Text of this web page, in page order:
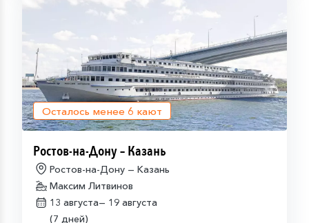
Осталось менее 6 кают
Ростов-на-Дону – Казань
Ростов-на-Дону — Казань
Максим Литвинов
13 августа— 19 августа
(7 дней)